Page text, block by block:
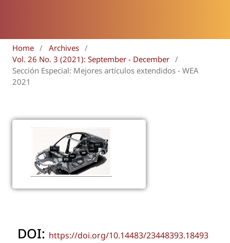
Home / Archives /
Vol. 26 No. 3 (2021): September - December /
Sección Especial: Mejores artículos extendidos - WEA
2021
DOI: https://doi.org/10.14483/23448393.18493